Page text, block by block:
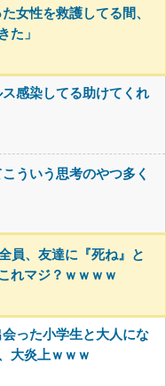
女性を救護してる間、
た」
ス感染してる助けてくれ
ういう思考のやつ多く
員、友達に『死ね』と
れマジ？ｗｗｗｗ
会った小学生と大人にな
大炎上ｗｗｗ